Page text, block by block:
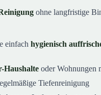
ohne langfristige
einfach hygienisch
Haushalte oder Wohnungen
Tiefenreinigung